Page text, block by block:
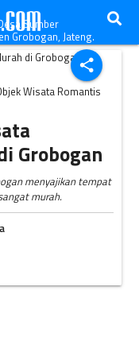
share
Sumber
Grobogan, Jateng.
Wisata Romantis
Grobogan
menyajikan tempat
murah.